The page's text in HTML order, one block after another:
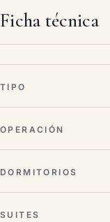
Ficha técnica
TIPO
OPERACIÓN
DORMITORIOS
SUITES